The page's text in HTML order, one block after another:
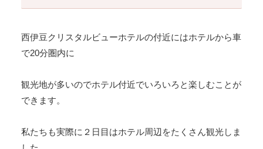
西伊豆クリスタルビューホテルの付近にはホテルから車
で20分圏内に
観光地が多いのでホテル付近でいろいろと楽しむことが
できます。
私たちも実際に２日目はホテル周辺をたくさん観光しま